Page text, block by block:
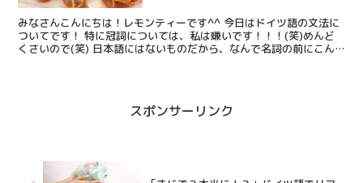
みなさんこんにちは！レモンティーです^^ 今日はドイツ語の文法に
ついてです！ 特に冠詞については、私は嫌いです！！！(笑)めんど
くさいので(笑) 日本語にはないものだから、なんで名詞の前にこん
スポンサーリンク